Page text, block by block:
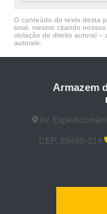
O conteúdo do texto desta
total, mesmo citando
violação de direito autoral –
autorais
Armazem
Av.
CEP: 89466-314